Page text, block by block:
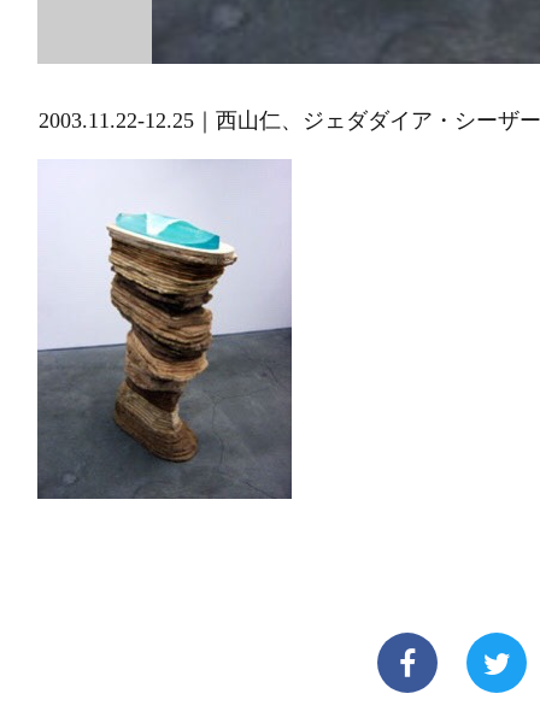
2003.11.22-12.25｜西山仁、ジェダダイア・シーザ